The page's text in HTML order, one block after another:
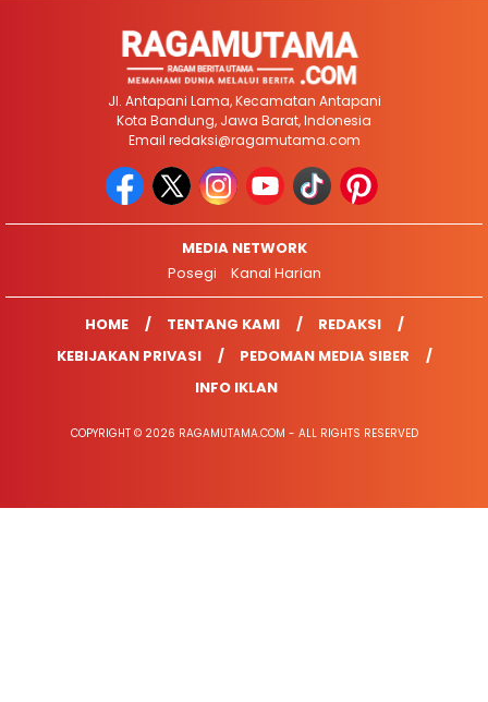
Jl. Antapani Lama, Kecamatan Antapani
Kota Bandung, Jawa Barat, Indonesia
Email redaksi@ragamutama.com
MEDIA NETWORK
Posegi
Kanal Harian
HOME TENTANG KAMI
REDAKSI
KEBIJAKAN PRIVASI
PEDOMAN MEDIA SIBER
INFO IKLAN
COPYRIGHT © 2026 RAGAMUTAMA.COM - ALL RIGHTS RESERVED